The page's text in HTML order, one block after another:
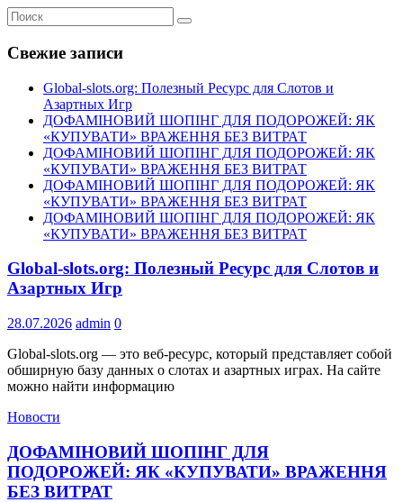
Свежие записи
Global-slots.org: Полезный Ресурс для Слотов и
Азартных Игр
ДОФАМІНОВИЙ ШОПІНГ ДЛЯ ПОДОРОЖЕЙ: ЯК
«КУПУВАТИ» ВРАЖЕННЯ БЕЗ ВИТРАТ
ДОФАМІНОВИЙ ШОПІНГ ДЛЯ ПОДОРОЖЕЙ: ЯК
«КУПУВАТИ» ВРАЖЕННЯ БЕЗ ВИТРАТ
ДОФАМІНОВИЙ ШОПІНГ ДЛЯ ПОДОРОЖЕЙ: ЯК
«КУПУВАТИ» ВРАЖЕННЯ БЕЗ ВИТРАТ
ДОФАМІНОВИЙ ШОПІНГ ДЛЯ ПОДОРОЖЕЙ: ЯК
«КУПУВАТИ» ВРАЖЕННЯ БЕЗ ВИТРАТ
Global-slots.org: Полезный Ресурс для Слотов и
Азартных Игр
28.07.2026 admin 0
Global-slots.org — это веб-ресурс, который представляет собой
обширную базу данных о слотах и азартных играх. На сайте
можно найти информацию
Новости
ДОФАМІНОВИЙ ШОПІНГ ДЛЯ
ПОДОРОЖЕЙ: ЯК «КУПУВАТИ» ВРАЖЕННЯ
БЕЗ ВИТРАТ